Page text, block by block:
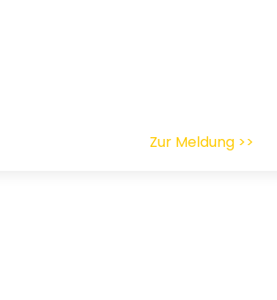
Zur Meldung >>